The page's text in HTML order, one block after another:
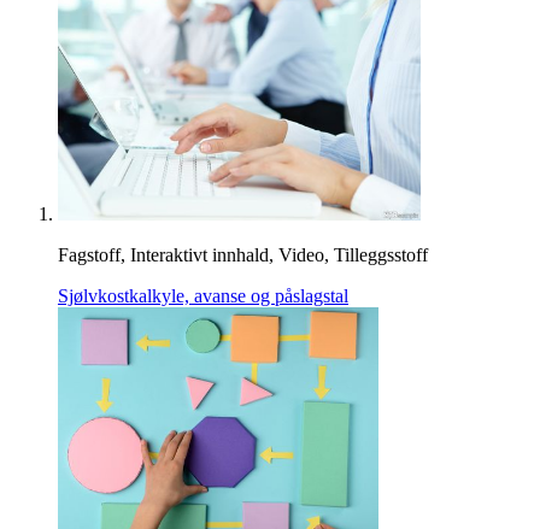
Fagstoff, Interaktivt innhald, Video, Tilleggsstoff
Sjølvkostkalkyle, avanse og påslagstal